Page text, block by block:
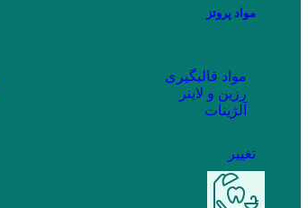
مواد پروتز
مواد قالبگیری
رزین و لاینر
آلژینات
تغییر